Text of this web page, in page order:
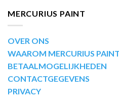
MERCURIUS PAINT
OVER ONS
WAAROM MERCURIUS
BETAALMOGELIJKHEDEN
CONTACTGEGEVENS
PRIVACY